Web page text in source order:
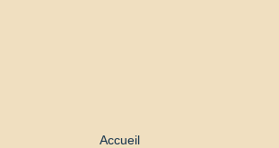
Accueil